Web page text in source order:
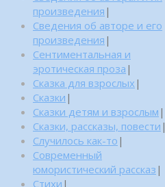
произведения |
Сведения об авторе и его
произведения |
Сентиментальная и
эротическая проза |
Сказка для взрослых |
Сказки |
Сказки детям и взрослым |
Сказки, рассказы, повести |
Случилось как-то |
Современный
юмористический рассказ |
Стихи |